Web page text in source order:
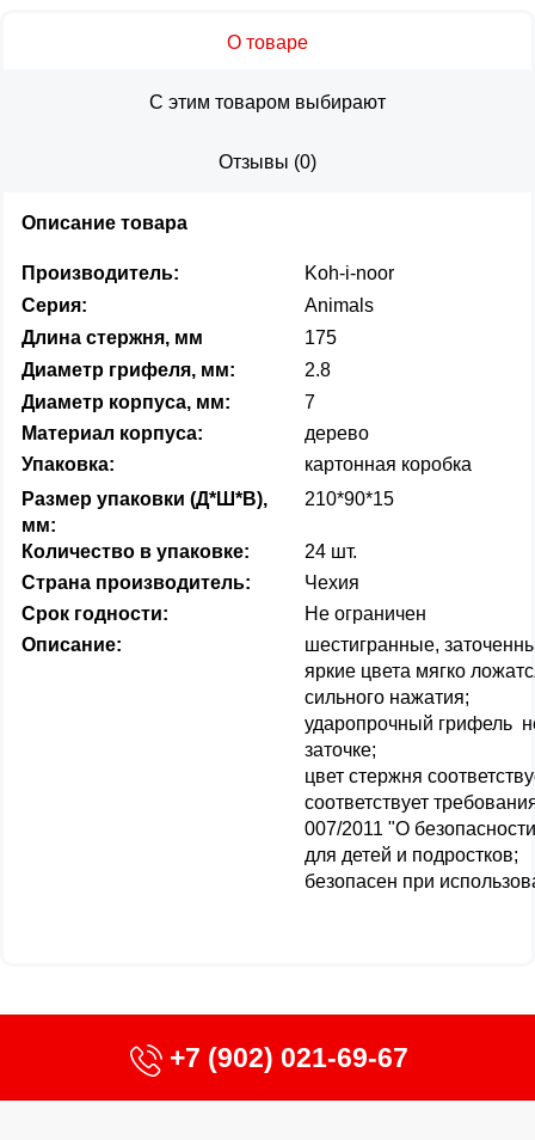
О товаре
С этим товаром выбирают
Отзывы (0)
Описание товара
Производитель:
Koh-i-noor
Серия:
Animals
Длина стержня, мм
175
Диаметр грифеля, мм:
2.8
Диаметр корпуса, мм:
7
Материал корпуса:
дерево
Упаковка:
картонная коробка
Размер упаковки (Д*Ш*В),
мм:
210*90*15
Количество в упаковке:
24 шт.
Страна производитель:
Чехия
Срок годности:
Не ограничен
Описание:
шестигранные,
яркие цвета мягко
сильного нажатия;
ударопрочный грифель
заточке;
цвет стержня
соответствует
007/2011 "О
для детей и подростков;
безопасен при
+7 (902) 021-69-67